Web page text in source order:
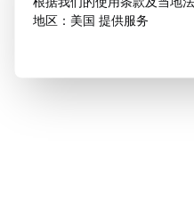
地区：美国 提供服务